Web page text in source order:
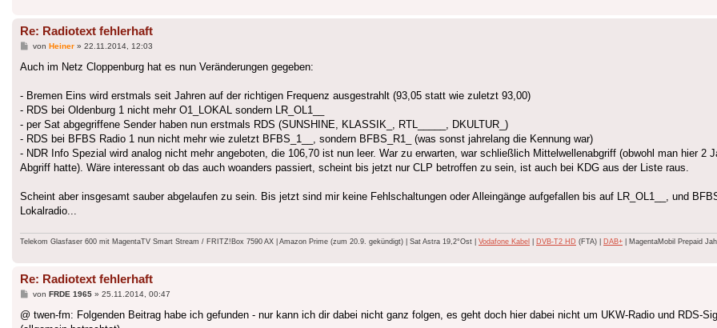
Re: Radiotext fehlerhaft
Beitrag
von Heiner» 22.11.2014, 12:03
Auch im Netz Cloppenburg hat es nun Veränderungen gegeben:
- Bremen Eins wird erstmals seit Jahren auf der richtigen Frequenz ausgestrahlt (93,05 statt wie zuletzt 93,00)
- RDS bei Oldenburg 1 nicht mehr O1_LOKAL sondern LR_OL1__
- per Sat abgegriffene Sender haben nun erstmals RDS (SUNSHINE, KLASSIK_, RTL_____, DKULTUR_)
- RDS bei BFBS Radio 1 nun nicht mehr wie zuletzt BFBS_1__, sondern BFBS_R1_ (was sonst jahrelang die Kennung war)
- NDR Info Spezial wird analog nicht mehr angeboten, die 106,70 ist nun leer. War zu erwarten, war schließlich Mittelwellenabgriff (obwohl man hier 2
Abgriff hatte). Wäre interessant ob das auch woanders passiert, scheint bis jetzt nur CLP betroffen zu sein, ist auch bei KDG aus der Liste raus.
Scheint aber insgesamt sauber abgelaufen zu sein. Bis jetzt sind mir keine Fehlschaltungen oder Alleingänge aufgefallen bis auf LR_OL1__, und
Lokalradio...
Telekom Glasfaser 600 mit MagentaTV Smart Stream / FRITZ!Box 7590 AX | Amazon Prime (zum 20.9. gekündigt) | Sat Astra 19,2°Ost | Vodafone Kabel DVB-T2 HD (FTA) | DAB+ | MagentaMobil Prepaid
Re: Radiotext fehlerhaft
Beitrag
von FRDE 1965» 25.11.2014, 00:47
@ twen-fm: Folgenden Beitrag habe ich gefunden - nur kann ich dir dabei nicht ganz folgen, es geht doch hier dabei nicht um UKW-Radio und RDS-